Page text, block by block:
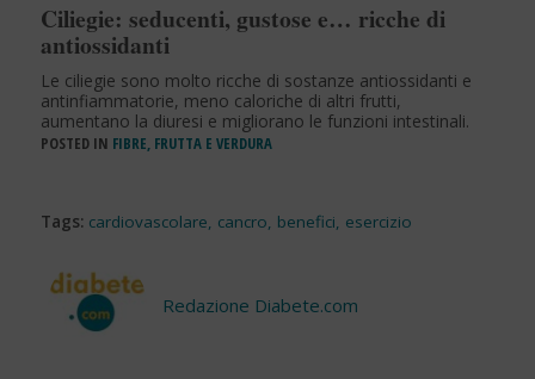
Ciliegie: seducenti, gustose e… ricche di
antiossidanti
Le ciliegie sono molto ricche di sostanze antiossidanti e
antinfiammatorie, meno caloriche di altri frutti,
aumentano la diuresi e migliorano le funzioni intestinali.
POSTED IN FIBRE, FRUTTA E VERDURA
Tags: cardiovascolare, cancro, benefici, esercizio
Redazione Diabete.com